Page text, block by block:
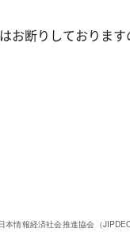
お断りしておりま
本情報経済社会推進協会（